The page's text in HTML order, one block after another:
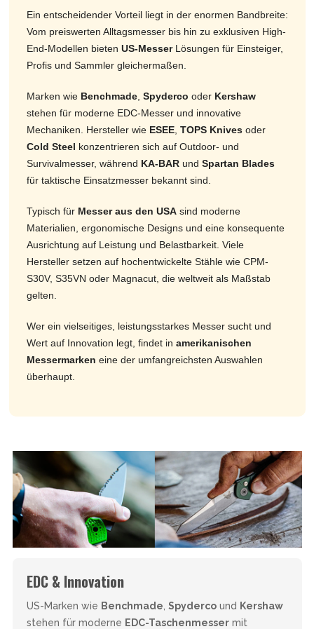
Ein entscheidender Vorteil liegt in der enormen Bandbreite:
Vom preiswerten Alltagsmesser bis hin zu exklusiven High-
End-Modellen bieten US-MesserLösungen für Einsteiger,
Profis und Sammler gleichermaßen.
Marken wie Benchmade, Spyderco oder Kershaw
stehen für moderne EDC-Messer und innovative
Mechaniken. Hersteller wie ESEE, TOPS Knivesoder
Cold Steel konzentrieren sich auf Outdoor- und
Survivalmesser, während KA-BARund Spartan Blades
für taktische Einsatzmesser bekannt sind.
Typisch für Messer aus den USAsind moderne
Materialien, ergonomische Designs und eine konsequente
Ausrichtung auf Leistung und Belastbarkeit. Viele
Hersteller setzen auf hochentwickelte Stähle wie CPM-
S30V, S35VN oder Magnacut, die weltweit als Maßstab
gelten.
Wer ein vielseitiges, leistungsstarkes Messer sucht und
Wert auf Innovation legt, findet in amerikanischen
Messermarken eine der umfangreichsten Auswahlen
überhaupt.
EDC & Innovation
US-Marken wie Benchmade Spydercound Kershaw
stehen für moderne EDC-Taschenmessermit